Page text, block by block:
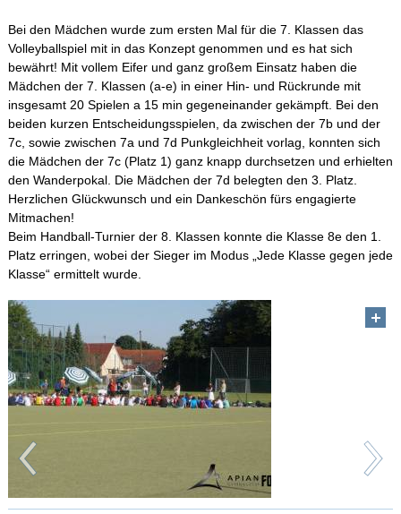
Bei den Mädchen wurde zum ersten Mal für die 7. Klassen das
Volleyballspiel mit in das Konzept genommen und es hat sich
bewährt! Mit vollem Eifer und ganz großem Einsatz haben die
Mädchen der 7. Klassen (a-e) in einer Hin- und Rückrunde mit
insgesamt 20 Spielen a 15 min gegeneinander gekämpft. Bei den
beiden kurzen Entscheidungsspielen, da zwischen der 7b und der
7c, sowie zwischen 7a und 7d Punkgleichheit vorlag, konnten sich
die Mädchen der 7c (Platz 1) ganz knapp durchsetzen und erhielten
den Wanderpokal. Die Mädchen der 7d belegten den 3. Platz.
Herzlichen Glückwunsch und ein Dankeschön fürs engagierte
Mitmachen!
Beim Handball-Turnier der 8. Klassen konnte die Klasse 8e den 1.
Platz erringen, wobei der Sieger im Modus „Jede Klasse gegen jede
Klasse“ ermittelt wurde.